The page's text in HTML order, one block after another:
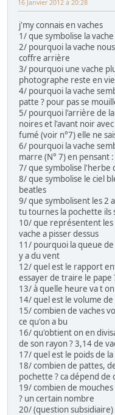
16 Janvier 2012 à 20:28
j'my connais en vaches
1/ que symbolise la
2/ pourquoi la vache
coffre arrière
3/ pourquoi une vache
photographe reste en vie
4/ pourquoi la vache
patte ? pour pas se
5/ pourquoi l'arrière de la
noires et l'avant noir
fumé (voir n°7) elle ne
6/ pourquoi la vache
marre (N° 7) en pensant
7/ que symbolise l'herbe
8/ que symbolise le ciel
beatles
9/ que symbolisent les 2
tu tournes la pochette ils
10/ que représentent les
vache a pisser dessus
11/ pourquoi la queue
y a du vent
12/ quel est le rapport
essayer de traire le pape
13/ à quelle heure va t
14/ quel est le volume de
15/ combien de vaches
ce qu'on a bu
16/ qu'obtient on en
de son rayon ? 3,14 de
17/ quel est le poids de
18/ combien de pattes,
pochette ? ca dépend de
19/ combien de mouches
? un certain nombre
20/ (question